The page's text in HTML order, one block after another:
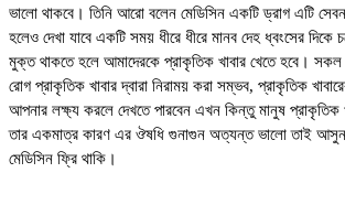
ভালো থাকবে। তিনি আরো বলেন মেডিসিন একটি ড্রাগ এটি
হলেও দেখা যাবে একটি সময় ধীরে ধীরে মানব দেহ ধ্বংসের দিকে
মুক্ত থাকতে হলে আমাদেরকে প্রাকৃতিক খাবার খেতে হবে। সকল
রোগ প্রাকৃতিক খাবার দ্বারা নিরাময় করা সম্ভব, প্রাকৃতিক
আপনার লক্ষ্য করলে দেখতে পারবেন এখন কিন্তু মানুষ প্রাকৃতিক
তার একমাত্র কারণ এর ঔষধি গুনাগুন অত্যন্ত ভালো তাই
মেডিসিন ফ্রি থাকি।